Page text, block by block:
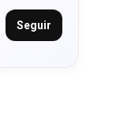
Seguir